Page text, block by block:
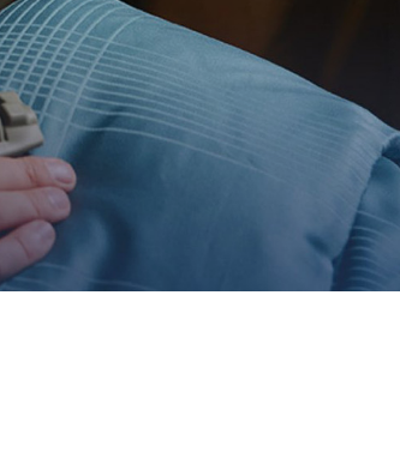
鼻氧管
输氧管